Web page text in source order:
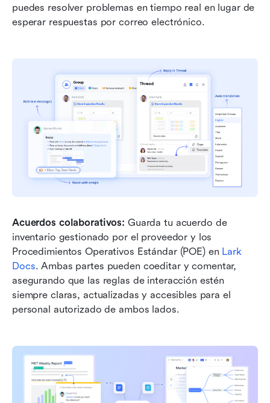
puedes resolver problemas en tiempo real en lugar de
esperar respuestas por correo electrónico.
Acuerdos colaborativos: Guarda tu acuerdo de
inventario gestionado por el proveedor y los
Procedimientos Operativos Estándar (POE) en Lark
Docs. Ambas partes pueden coeditar y comentar,
asegurando que las reglas de interacción estén
siempre claras, actualizadas y accesibles para el
personal autorizado de ambos lados.